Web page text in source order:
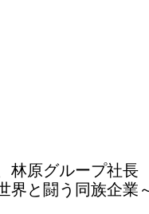
原グループ社長
と闘う同族企業